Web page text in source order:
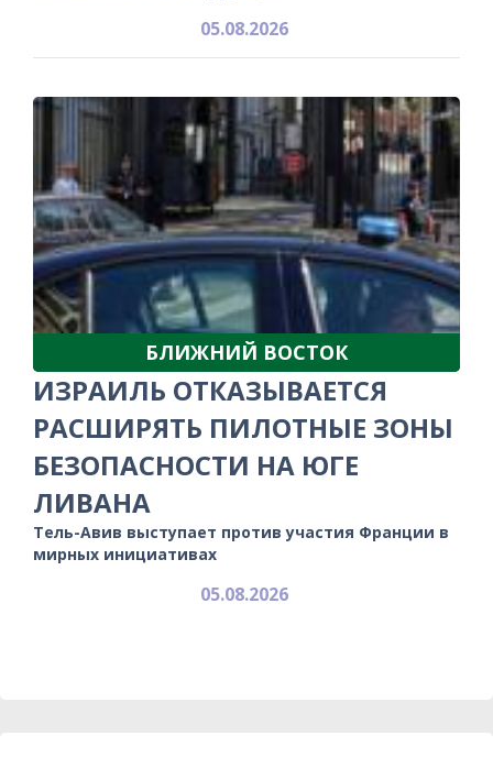
05.08.2026
БЛИЖНИЙ ВОСТОК
ИЗРАИЛЬ ОТКАЗЫВАЕТСЯ
РАСШИРЯТЬ ПИЛОТНЫЕ ЗОНЫ
БЕЗОПАСНОСТИ НА ЮГЕ
ЛИВАНА
Тель-Авив выступает против участия Франции в
мирных инициативах
05.08.2026